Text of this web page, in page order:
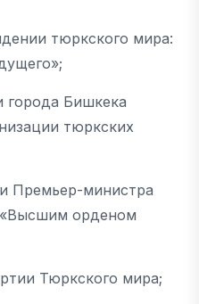
тюркского мира:
города Бишкека
тюркских
Премьер-министра
орденом
Тюркского мира;